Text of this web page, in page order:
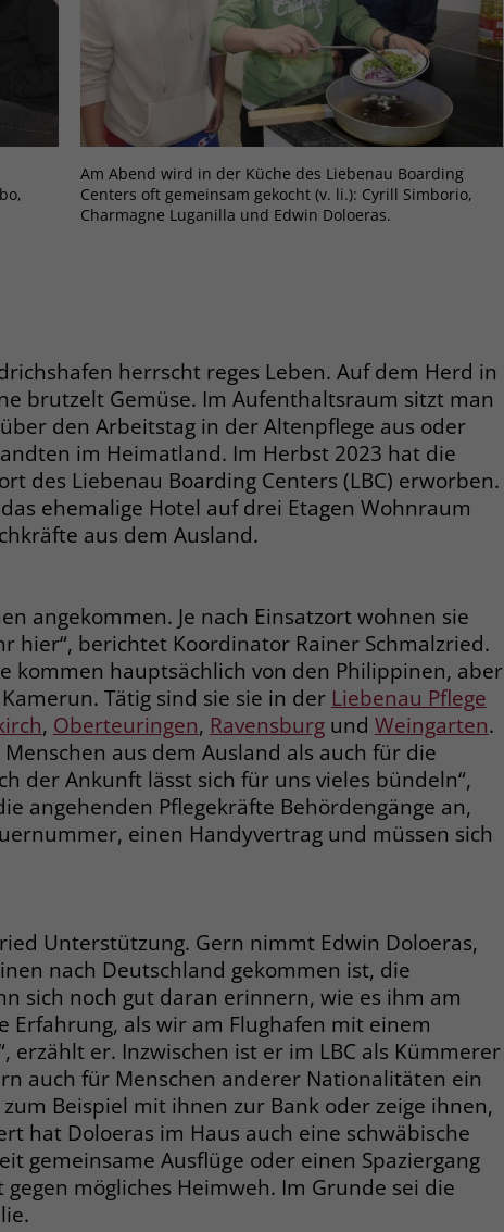
Am Abend wird in der Küche des Liebenau Boarding
Centers oft gemeinsam gekocht (v. li.): Cyrill Simborio,
Charmagne Luganilla und Edwin Doloeras.
herrscht reges Leben. Auf dem Herd in
brutzelt Gemüse. Im Aufenthaltsraum sitzt man
den Arbeitstag in der Altenpflege aus oder
im Heimatland. Im Herbst 2023 hat die
des Liebenau Boarding Centers (LBC) erworben.
ehemalige Hotel auf drei Etagen Wohnraum
aus dem Ausland.
angekommen. Je nach Einsatzort wohnen sie
hier“, berichtet Koordinator Rainer Schmalzried.
kommen hauptsächlich von den Philippinen, aber
Tätig sind sie sie in der Liebenau Pflege
, Oberteuringen, Ravensburgund Weingarten.
aus dem Ausland als auch für die
der Ankunft lässt sich für uns vieles bündeln“,
angehenden Pflegekräfte Behördengänge an,
einen Handyvertrag und müssen sich
Unterstützung. Gern nimmt Edwin Doloeras,
nach Deutschland gekommen ist, die
sich noch gut daran erinnern, wie es ihm am
Erfahrung, als wir am Flughafen mit einem
erzählt er. Inzwischen ist er im LBC als Kümmerer
auch für Menschen anderer Nationalitäten ein
Beispiel mit ihnen zur Bank oder zeige ihnen,
hat Doloeras im Haus auch eine schwäbische
gemeinsame Ausflüge oder einen Spaziergang
mögliches Heimweh. Im Grunde sei die
liebenau.de
die Zustände des Benutzers bei allen
bei.
die Zustimmung des Benutzers zum
Opt-In
set by Cloudflare, is used to
Cloudflare Bot Management.
liebenau.de
Aktionen, die bei späteren Besuchen
Website durchgeführt werden, mit
Benutzerkennung verknüpft
Ads
Ads
Cookie wird gesetzt, wenn ein User
Klick auf eine Google
auf die Website gelangt. Es
der Anzeige zugewiesen
können.
Ads
Cookie wird gesetzt, wenn ein User
Klick auf eine Google
auf die Website gelangt. Es